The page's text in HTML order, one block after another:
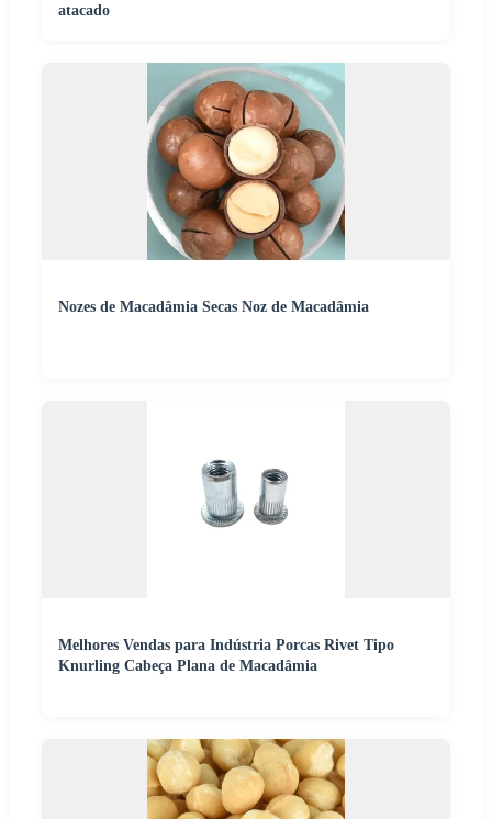
atacado
Nozes de Macadâmia Secas Noz de Macadâmia
Melhores Vendas para Indústria Porcas Rivet Tipo
Knurling Cabeça Plana de Macadâmia